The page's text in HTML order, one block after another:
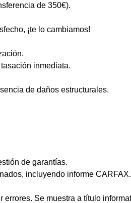
de 350€).
¡te lo cambiamos!
inmediata.
de daños estructurales.
de garantías.
incluyendo informe CARFAX.
Se muestra a título